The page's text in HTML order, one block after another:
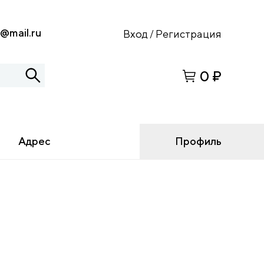
Вход / Регистрация
0 ₽
Адрес Профиль